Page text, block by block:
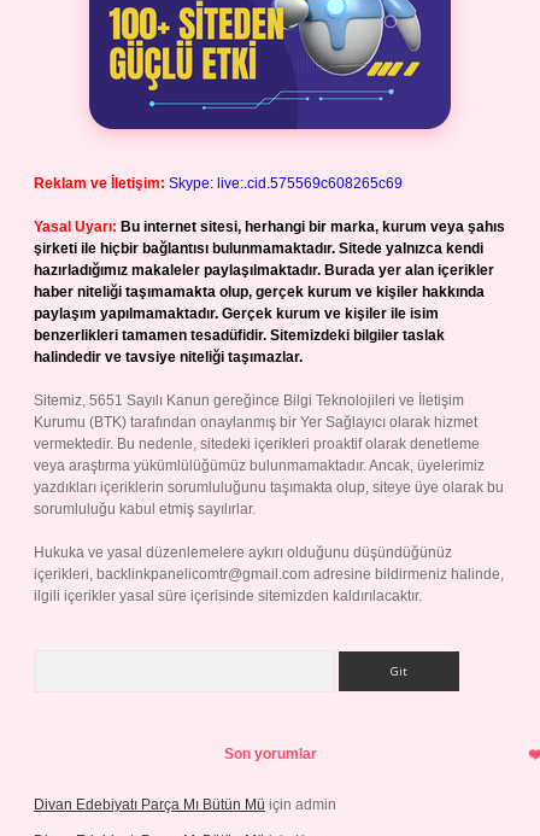
Reklam ve İletişim: Skype: live:.cid.575569c608265c69
Yasal Uyarı: Bu internet sitesi, herhangi bir marka, kurum veya şahıs
şirketi ile hiçbir bağlantısı bulunmamaktadır. Sitede yalnızca kendi
hazırladığımız makaleler paylaşılmaktadır. Burada yer alan içerikler
haber niteliği taşımamakta olup, gerçek kurum ve kişiler hakkında
paylaşım yapılmamaktadır. Gerçek kurum ve kişiler ile isim
benzerlikleri tamamen tesadüfidir. Sitemizdeki bilgiler taslak
halindedir ve tavsiye niteliği taşımazlar.
Sitemiz, 5651 Sayılı Kanun gereğince Bilgi Teknolojileri ve İletişim
Kurumu (BTK) tarafından onaylanmış bir Yer Sağlayıcı olarak hizmet
vermektedir. Bu nedenle, sitedeki içerikleri proaktif olarak denetleme
veya araştırma yükümlülüğümüz bulunmamaktadır. Ancak, üyelerimiz
yazdıkları içeriklerin sorumluluğunu taşımakta olup, siteye üye olarak bu
sorumluluğu kabul etmiş sayılırlar.
Hukuka ve yasal düzenlemelere aykırı olduğunu düşündüğünüz
içerikleri, backlinkpanelicomtr@gmail.com adresine bildirmeniz halinde,
ilgili içerikler yasal süre içerisinde sitemizden kaldırılacaktır.
Son yorumlar
Divan Edebiyatı Parça Mı Bütün Mü için admin